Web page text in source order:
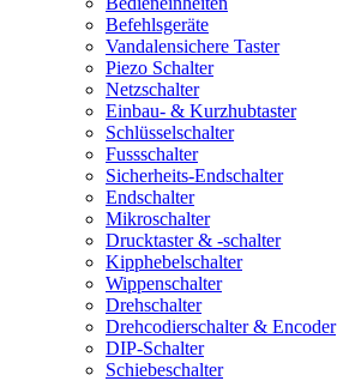
Befehlsgeräte
Vandalensichere Taster
Piezo Schalter
Netzschalter
Einbau- & Kurzhubtaster
Schlüsselschalter
Fussschalter
Sicherheits-Endschalter
Endschalter
Mikroschalter
Drucktaster & -schalter
Kipphebelschalter
Wippenschalter
Drehschalter
Drehcodierschalter & Encoder
DIP-Schalter
Schiebeschalter